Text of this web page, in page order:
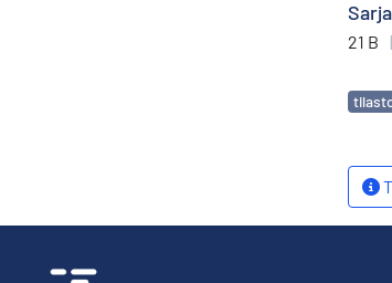
Sarja
21 B |